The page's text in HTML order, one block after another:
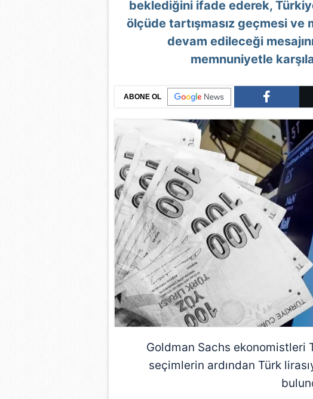
beklediğini ifade ederek,
ölçüde tartışmasız geçmesi ve
devam edileceği
memnuniyetle
ABONE OL
Goldman Sachs ekonomistleri
seçimlerin ardından Türk